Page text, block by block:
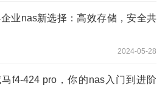
业nas新选择：高效存储，安全共
2024-05-28
f4-424 pro，你的nas入门到进阶